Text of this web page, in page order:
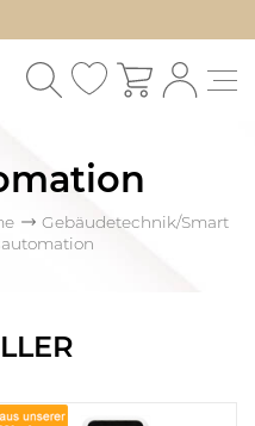
Gebäudetechnik/Smart